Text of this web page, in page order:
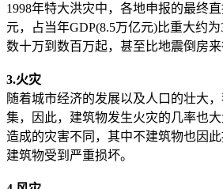
1998年特大洪灾中，各地申报的最终
元，占当年GDP(8.5万亿元)比重大约
数十万到数百万起，甚至比地震倒房来
3.火灾
随着城市经济的发展以及人口的壮大
集，因此，建筑物发生火灾的几率也
造成的灾害不同，其中不建筑物也因
建筑物受到严重损坏。